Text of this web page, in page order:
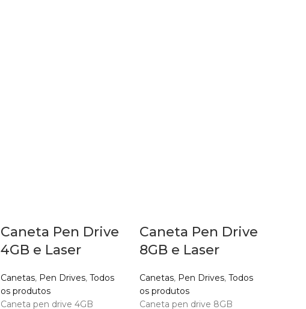
Caneta Pen Drive
4GB e Laser
Canetas, Pen Drives, Todos
os produtos
Caneta pen drive 4GB
Caneta Pen Drive
8GB e Laser
Canetas, Pen Drives, Todos
os produtos
Caneta pen drive 8GB